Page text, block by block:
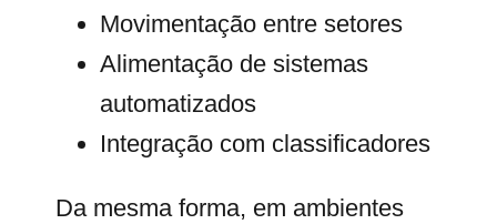
Movimentação entre setores
Alimentação de sistemas
automatizados
Integração com classificadores
Da mesma forma, em ambientes